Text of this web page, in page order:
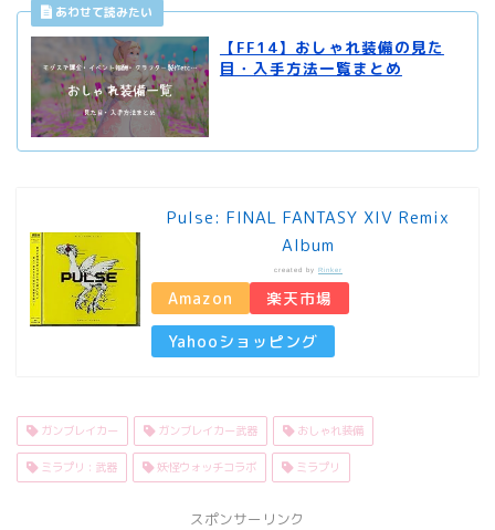
【FF14】おしゃれ装備の見た
目・入手方法一覧まとめ
Pulse: FINAL FANTASY XIV Remix
Album
created by Rinker
Amazon 楽天市場
Yahooショッピング
ガンブレイカー ガンブレイカー武器 おしゃれ装備
ミラプリ : 武器 妖怪ウォッチコラボ ミラプリ
スポンサーリンク